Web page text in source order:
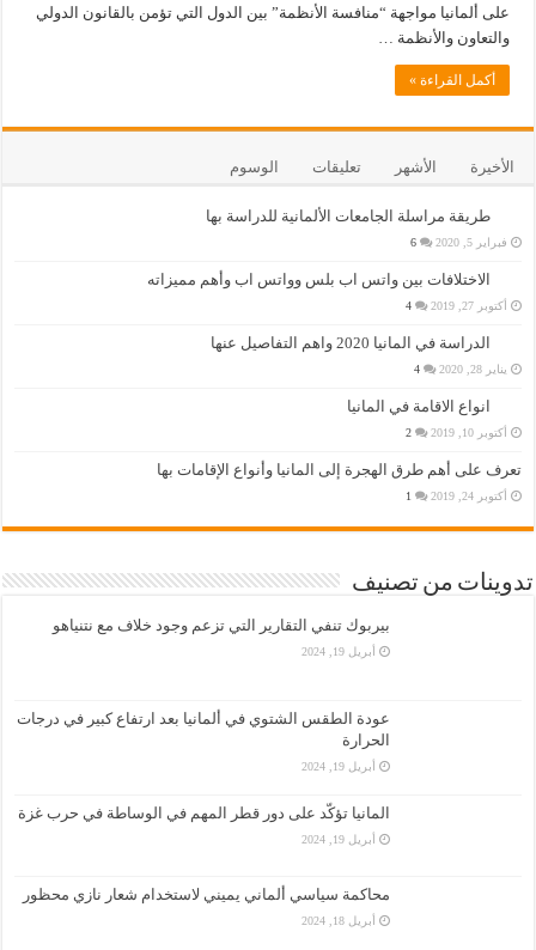
على ألمانيا مواجهة “منافسة الأنظمة” بين الدول التي تؤمن بالقانون الدولي
والتعاون والأنظمة …
أكمل القراءة »
الأخيرة الأشهر تعليقات الوسوم
طريقة مراسلة الجامعات الألمانية للدراسة بها
فبراير 5, 2020 6
الاختلافات بين واتس اب بلس وواتس اب وأهم مميزاته
أكتوبر 27, 2019 4
الدراسة في المانيا 2020 واهم التفاصيل عنها
يناير 28, 2020 4
انواع الاقامة في المانيا
أكتوبر 10, 2019 2
تعرف على أهم طرق الهجرة إلى المانيا وأنواع الإقامات بها
أكتوبر 24, 2019 1
تدوينات من تصنيف
بيربوك تنفي التقارير التي تزعم وجود خلاف مع نتنياهو
أبريل 19, 2024
عودة الطقس الشتوي في ألمانيا بعد ارتفاع كبير في درجات
الحرارة
أبريل 19, 2024
المانيا تؤكّد على دور قطر المهم في الوساطة في حرب غزة
أبريل 19, 2024
محاكمة سياسي ألماني يميني لاستخدام شعار نازي محظور
أبريل 18, 2024